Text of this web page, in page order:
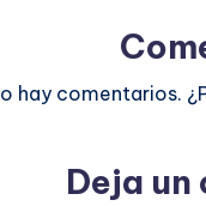
hay comentarios.
Deja